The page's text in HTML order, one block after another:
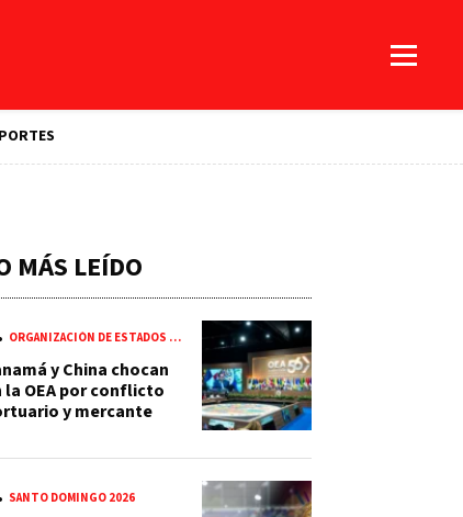
MÁS LEÍDO
ORGANIZACIÓN DE ESTADOS AMERICANOS (OEA)
y China chocan
la OEA por conflicto
y mercante
SANTO DOMINGO 2026